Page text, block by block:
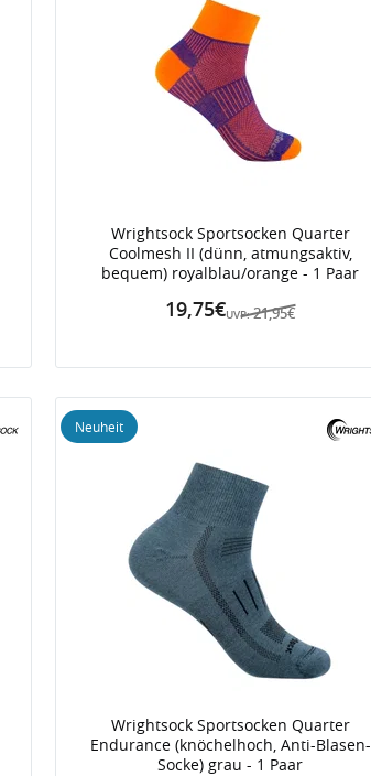
Wrightsock Sportsocken Quarter
Coolmesh II (dünn, atmungsaktiv,
bequem) royalblau/orange - 1 Paar
UVP: 21,95€
19,75€
Wrightsock Sportsocken Quarter
Endurance (knöchelhoch, Anti-Blasen-
Socke) grau - 1 Paar
Neuheit